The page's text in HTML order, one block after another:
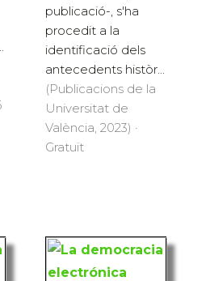
publicació-, s'ha
procedit a la
identificació dels
antecedents històr...
(Publicacions de la
Universitat de
València, 2023) ·
Gratuït